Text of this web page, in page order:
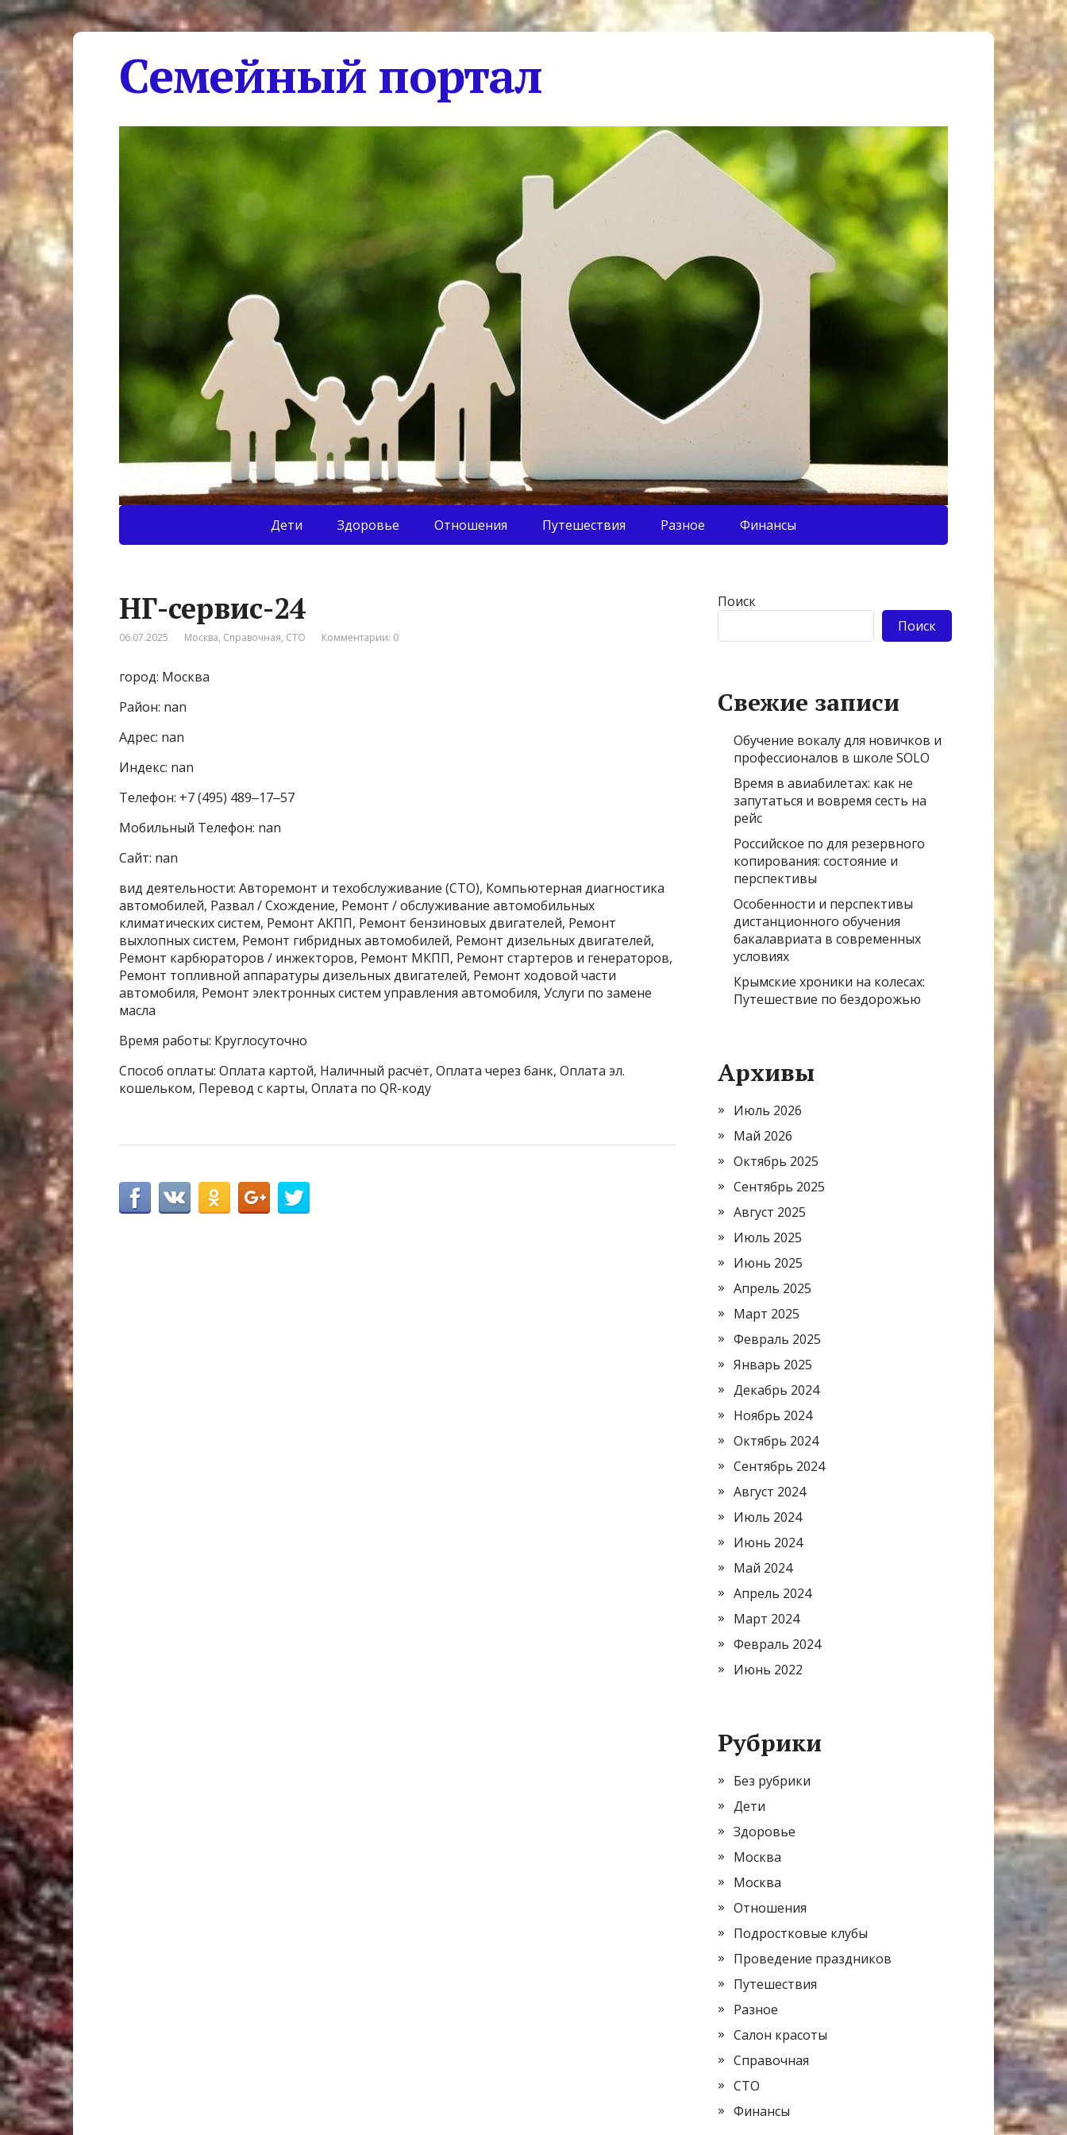
Семейный портал
Дети Здоровье Отношения Путешествия Разное Финансы
НГ-сервис-24
06.07.2025 Москва, Справочная, СТО Комментарии: 0
город: Москва
Район: nan
Адрес: nan
Индекс: nan
Телефон: +7 (495) 489‒17‒57
Мобильный Телефон: nan
Сайт: nan
вид деятельности: Авторемонт и техобслуживание (СТО), Компьютерная диагностика
автомобилей, Развал / Схождение, Ремонт / обслуживание автомобильных
климатических систем, Ремонт АКПП, Ремонт бензиновых двигателей, Ремонт
выхлопных систем, Ремонт гибридных автомобилей, Ремонт дизельных двигателей,
Ремонт карбюраторов / инжекторов, Ремонт МКПП, Ремонт стартеров и генераторов,
Ремонт топливной аппаратуры дизельных двигателей, Ремонт ходовой части
автомобиля, Ремонт электронных систем управления автомобиля, Услуги по замене
масла
Время работы: Круглосуточно
Способ оплаты: Оплата картой, Наличный расчёт, Оплата через банк, Оплата эл.
кошельком, Перевод с карты, Оплата по QR-коду
Поиск
Поиск
Свежие записи
Обучение вокалу для новичков и
профессионалов в школе SOLO
Время в авиабилетах: как не
запутаться и вовремя сесть на
рейс
Российское по для резервного
копирования: состояние и
перспективы
Особенности и перспективы
дистанционного обучения
бакалавриата в современных
условиях
Крымские хроники на колесах:
Путешествие по бездорожью
Архивы
Июль 2026
Май 2026
Октябрь 2025
Сентябрь 2025
Август 2025
Июль 2025
Июнь 2025
Апрель 2025
Март 2025
Февраль 2025
Январь 2025
Декабрь 2024
Ноябрь 2024
Октябрь 2024
Сентябрь 2024
Август 2024
Июль 2024
Июнь 2024
Май 2024
Апрель 2024
Март 2024
Февраль 2024
Июнь 2022
Рубрики
Без рубрики
Дети
Здоровье
Москва
Москва
Отношения
Подростковые клубы
Проведение праздников
Путешествия
Разное
Салон красоты
Справочная
СТО
Финансы